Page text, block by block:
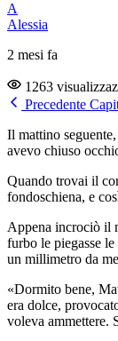
A
Alessia
2 mesi fa
1263
Precedente
Il mattino
avevo chiuso
Quando trovai il
fondoschiena, e
Appena incrociò il
furbo le piegasse
un millimetro da
«Dormito bene,
era dolce,
voleva ammettere.